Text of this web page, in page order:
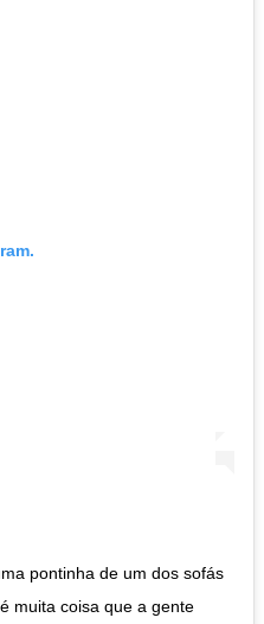
pontinha de um dos sofás
muita coisa que a gente